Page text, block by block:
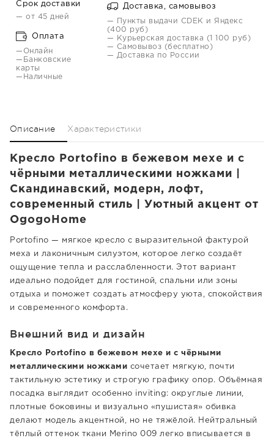
Срок доставки
— от 45 дней
Оплата
—Онлайн
—Банковские
карты
—Наличные
Доставка, самовывоз
— Пункты выдачи CDEK и Яндекс
(400 руб)
— Курьерская доставка (1 100 руб)
— Самовывоз (бесплатно)
— Доставка по России
Описание Характеристики
Кресло Portofino в бежевом мехе и с
чёрными металлическими ножками |
Скандинавский, модерн, лофт,
современный стиль | Уютный акцент от
OgogoHome
Portofino — мягкое кресло с выразительной фактурой
меха и лаконичным силуэтом, которое легко создаёт
ощущение тепла и расслабленности. Этот вариант
идеально подойдет для гостиной, спальни или зоны
отдыха и поможет создать атмосферу уюта, спокойствия
и современного комфорта.
Внешний вид и дизайн
Кресло Portofino в бежевом мехе и с чёрными
металлическими ножками сочетает мягкую, почти
тактильную эстетику и строгую графику опор. Объёмная
посадка выглядит особенно inviting: округлые линии,
плотные боковины и визуально «пушистая» обивка
делают модель акцентной, но не тяжёлой. Нейтральный
тёплый оттенок ткани Merino 009 легко вписывается в